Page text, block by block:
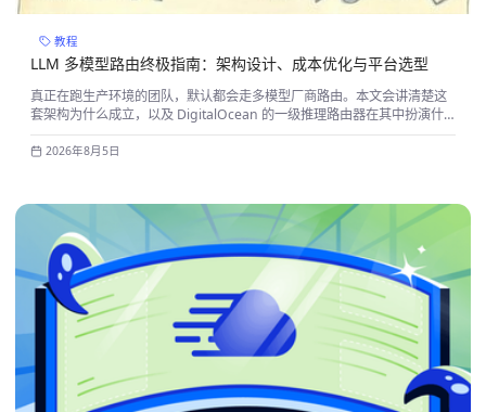
教程
LLM 多模型路由终极指南：架构设计、成本优化与平台选型
真正在跑生产环境的团队，默认都会走多模型厂商路由。本文会讲清楚这
套架构为什么成立，以及 DigitalOcean 的一级推理路由器在其中扮演什
么角色——所有成本数据都来自 inference.do-ai.run 上可复现的实测，
不是市场宣传材料。路由策略本身是平台无关的，你可以在任何一家厂商
2026年8月5日